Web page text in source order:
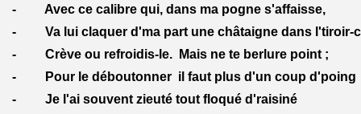
- Avec ce calibre qui, dans ma pogne s'affaisse,
- Va lui claquer d'ma part une châtaigne dans l'tiroir-
- Crève ou refroidis-le. Mais ne te berlure point ;
- Pour le déboutonner il faut plus d'un coup d'poing
- Je l'ai souvent zieuté tout floqué d'raisiné